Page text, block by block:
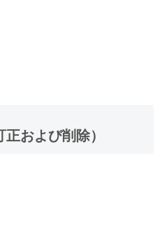
および削除）